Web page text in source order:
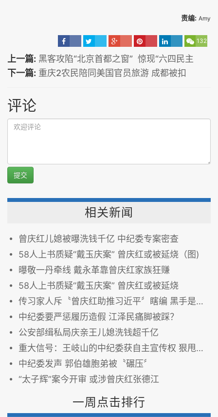
责编: Amy
132
上一篇: 黑客攻陷“北京首都之窗” 惊现“六四民主
下一篇: 重庆2农民陪同美国官员旅游 成都被扣
评论
提交
相关新闻
曾庆红儿媳被曝洗钱千亿 中纪委专案密查
58人上书质疑“戴玉庆案” 曾庆红或被延烧（图)
曝敬一丹牵线 戴永革靠曾庆红家族狂赚
58人上书质疑“戴玉庆案” 曾庆红或被延烧
传习家人斥〝曾庆红助推习近平〞瞎编 黑手是他？
中纪委要严惩履历造假 江泽民痛脚被踩？
公安部缉私局庆亲王儿媳洗钱超千亿
重大信号：王岐山的中纪委获自主宣传权 狠甩刘云山
中纪委发声 郭伯雄胞弟被〝碾压〞
“太子辉”案今开审 或涉曾庆红张德江
一周点击排行